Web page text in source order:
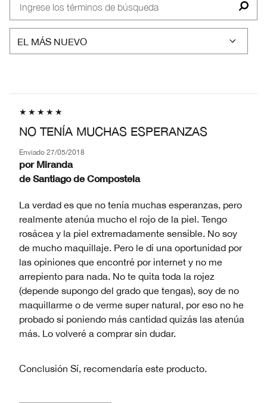
PIEL
ME
EN
NO TENÍA MUCHAS ESPERANZAS
Enviado 27/05/2018
por Miranda
de Santiago de Compostela
La verdad es que no tenía muchas esperanzas, pero
realmente atenúa mucho el rojo de la piel. Tengo
rosácea y la piel extremadamente sensible. No soy
de mucho maquillaje. Pero le di una oportunidad por
las opiniones que encontré por internet y no me
arrepiento para nada. No te quita toda la rojez
(depende supongo del grado que tengas), soy de no
maquillarme o de verme super natural, por eso no he
probado si poniendo más cantidad quizás las atenúa
más. Lo volveré a comprar sin dudar.
Conclusión Sí, recomendaría este producto.